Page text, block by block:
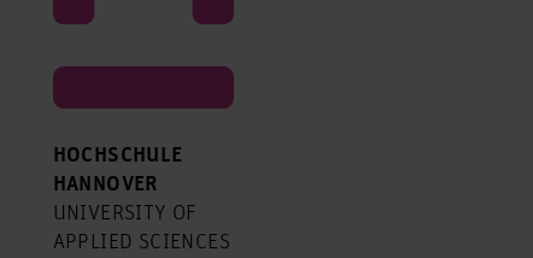
HOCHSCHULE
HANNOVER
UNIVERSITY OF
APPLIED SCIENCES